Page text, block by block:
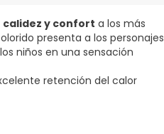
calidez y confort a los más
presenta a los personajes
niños en una sensación
retención del calor